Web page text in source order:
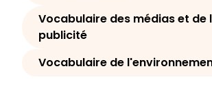
Vocabulaire des médias et de
publicité
Vocabulaire de